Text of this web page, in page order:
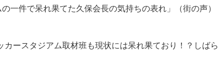
一件で呆れ果てた久保会長の気持ちの表れ」（街の声）
ースタジアム取材班も現状には呆れ果ており！？しばら